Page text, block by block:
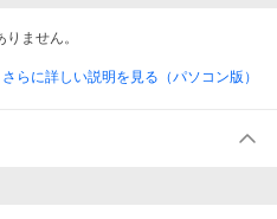
ません。
さらに詳しい説明を見る（パソコン版）